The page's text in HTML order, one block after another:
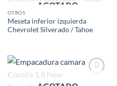
AGOTADO
OTROS
Meseta inferior izquierda
Chevrolet Silverado / Tahoe